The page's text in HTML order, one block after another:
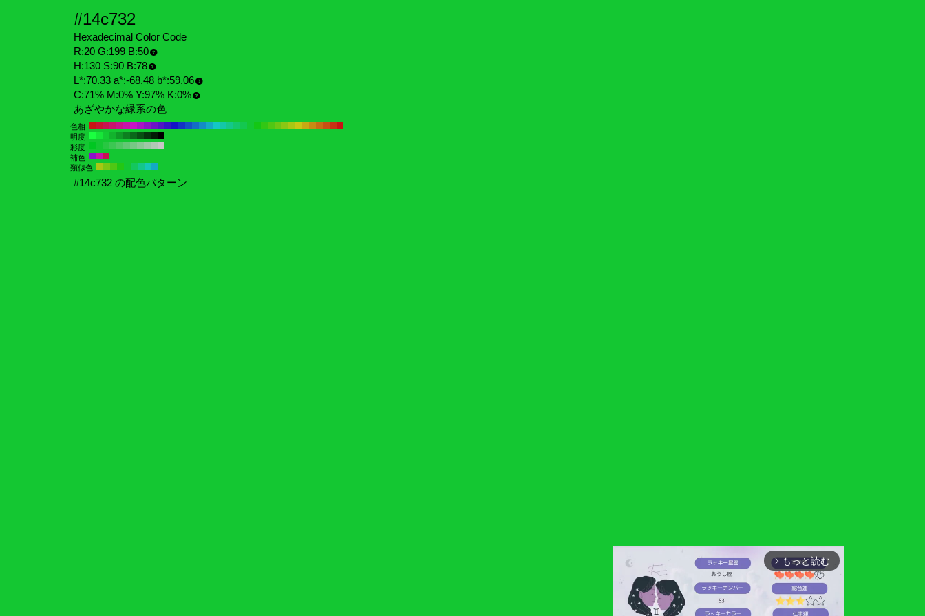
#14c732
Hexadecimal Color Code
R:20 G:199 B:50
H:130 S:90 B:78
L*:70.33 a*:-68.48 b*:59.06
C:71% M:0% Y:97% K:0%
あざやかな緑系の色
色相
明度
彩度
補色
類似色
#14c732 の配色パターン
arrow_forward_ios もっと読む